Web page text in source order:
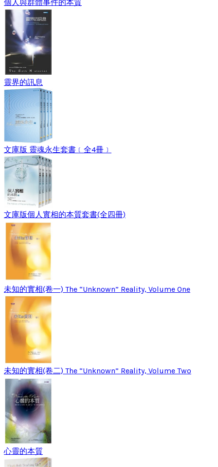
個人與群體事件的本質
靈界的訊息
文庫版 靈魂永生套書﹝全4冊﹞
文庫版個人實相的本質套書(全四冊)
未知的實相(卷一) The “Unknown” Reality, Volume One
未知的實相(卷二) The “Unknown” Reality, Volume Two
心靈的本質